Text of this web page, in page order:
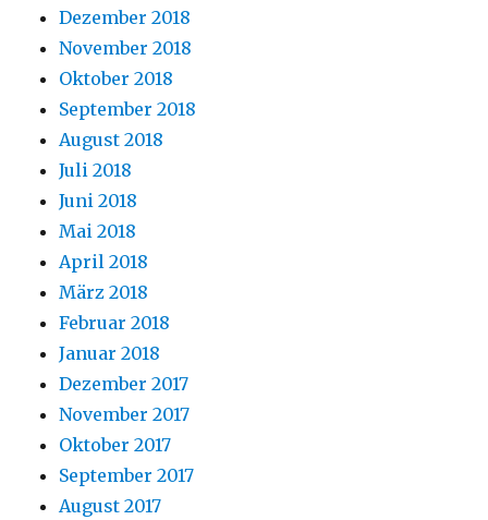
Dezember 2018
November 2018
Oktober 2018
September 2018
August 2018
Juli 2018
Juni 2018
Mai 2018
April 2018
März 2018
Februar 2018
Januar 2018
Dezember 2017
November 2017
Oktober 2017
September 2017
August 2017